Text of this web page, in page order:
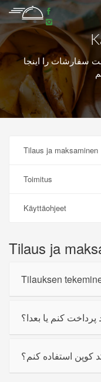
سفارشات را اینجا
Tilaus ja maksaminen
Toimitus
Käyttäohjeet
Tilaus ja
Tilauksen
کنم یا بعدا؟
کوپن استفاده کنم؟